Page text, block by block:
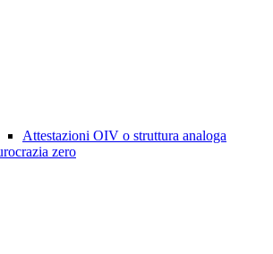
Attestazioni OIV o struttura analoga
zero